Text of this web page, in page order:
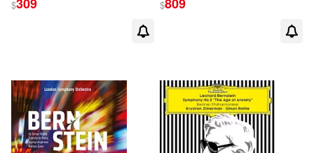
Vol. 6 / Dumont (piano),Gilbert
(violin),Slatkin(conductor)Orchestre
$
Daniil Trifonov, Philadelphia
Philharmoniker, Simon Rattle
Bernstein : Symphony No 2 –
Philharmoniker, Simon Rattle
(LP))
$